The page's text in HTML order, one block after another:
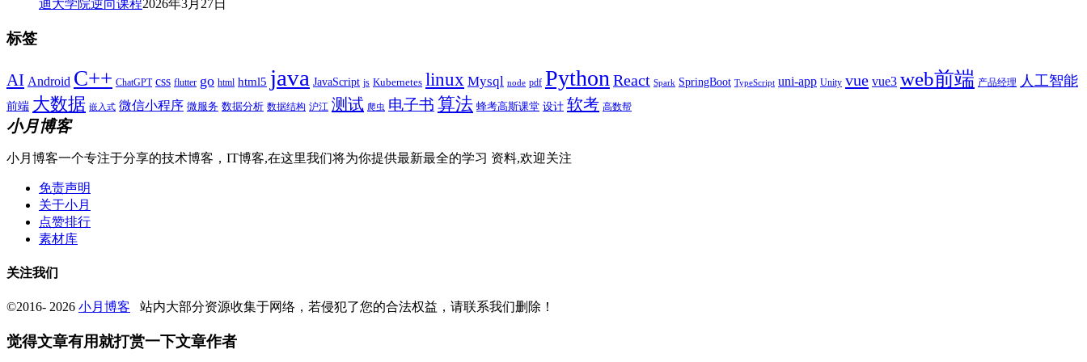
迪大学院逆向课程2026年3月27日
标签
AI Android C++ ChatGPT css flutter go html html5 java JavaScript js Kubernetes linux Mysql node pdf Python React Spark SpringBoot TypeScript uni-app Unity vue vue3 web前端 产品经理 人工智能
前端 大数据 嵌入式 微信小程序 微服务 数据分析 数据结构 沪江 测试 爬虫 电子书 算法 蜂考高斯课堂 设计 软考 高数帮
小月博客
小月博客一个专注于分享的技术博客，IT博客,在这里我们将为你提供最新最全的学习 资料,欢迎关注
免责声明
关于小月
点赞排行
素材库
关注我们
©2016- 2026 小月博客 站内大部分资源收集于网络，若侵犯了您的合法权益，请联系我们删除！
觉得文章有用就打赏一下文章作者